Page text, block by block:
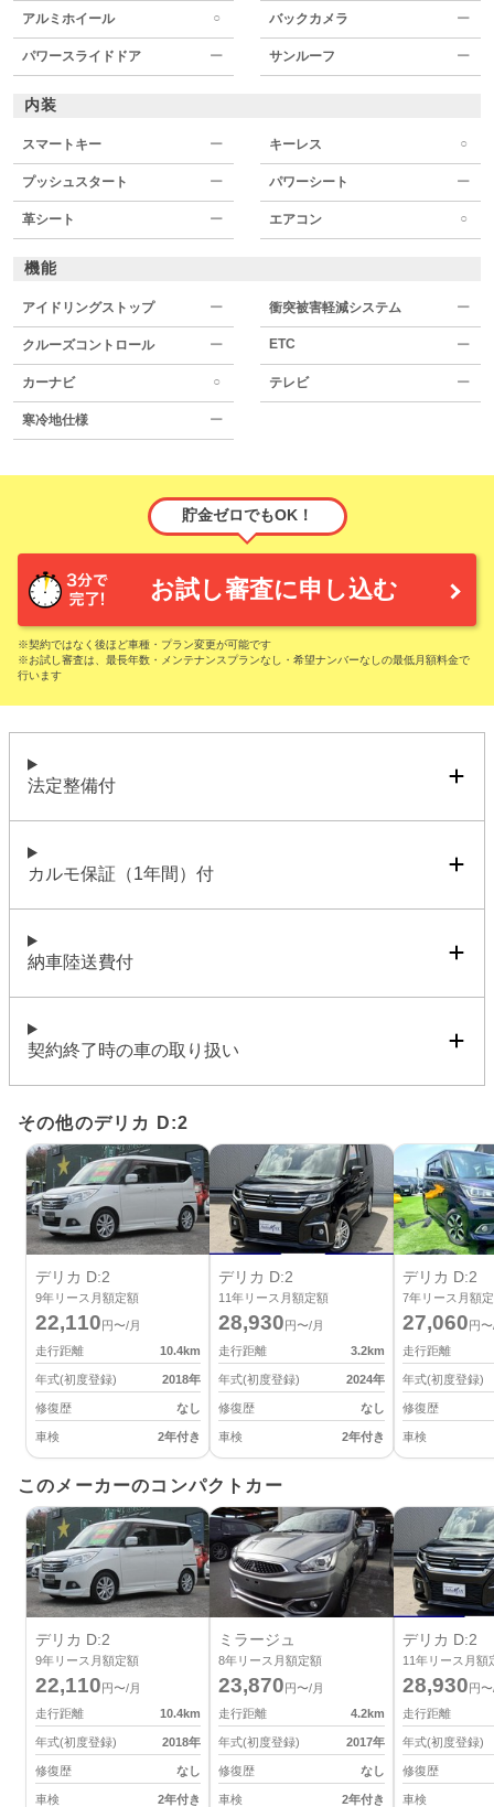
アルミホイール ○ バックカメラ ー
パワースライドドア ー サンルーフ ー
内装
スマートキー ー キーレス ○
プッシュスタート ー パワーシート ー
革シート ー エアコン ○
機能
アイドリングストップ ー 衝突被害軽減システム ー
クルーズコントロール ー ETC ー
カーナビ ○ テレビ ー
寒冷地仕様 ー
貯金ゼロでもOK！
お試し審査に申し込む
※契約ではなく後ほど車種・プラン変更が可能です
※お試し審査は、最長年数・メンテナンスプランなし・希望ナンバーなしの最低月額料金で
行います
法定整備付
カルモ保証（1年間）付
納車陸送費付
契約終了時の車の取り扱い
その他のデリカ D:2
デリカ D:2
9年リース月額定額
22,110円〜/月
走行距離
10.4km
年式(初度登録) 2018年
修復歴 なし
車検 2年付き
デリカ D:2
11年リース月額定額
28,930円〜/月
走行距離
3.2km
年式(初度登録) 2024年
修復歴 なし
車検 2年付き
デリカ D:2
7年リース月額
27,060円
走行距離
年式(初度登録)
修復歴
車検
このメーカーのコンパクトカー
デリカ D:2
9年リース月額定額
22,110円〜/月
走行距離
10.4km
年式(初度登録) 2018年
修復歴 なし
車検 2年付き
ミラージュ
8年リース月額定額
23,870円〜/月
走行距離
4.2km
年式(初度登録) 2017年
修復歴 なし
車検 2年付き
デリカ D:2
11年リース月額
28,930円
走行距離
年式(初度登録)
修復歴
車検